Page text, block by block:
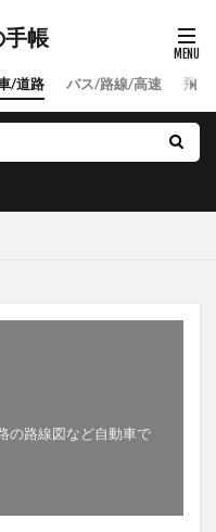
手帳
/道路 バス/路線/高速 飛行
の路線図など自動車で